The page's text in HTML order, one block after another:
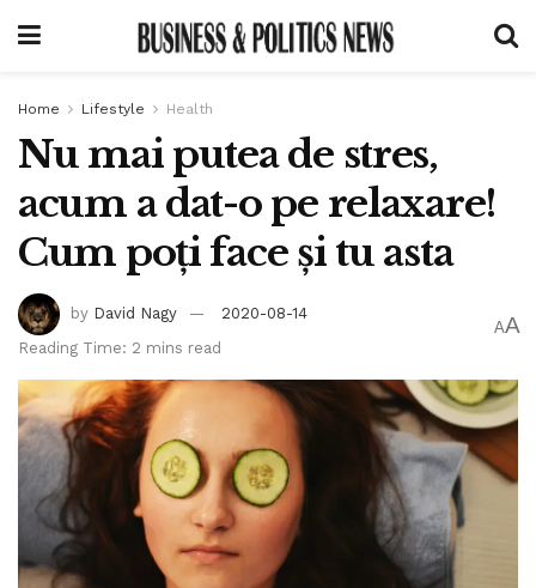
Home Lifestyle Health
Nu mai putea de stres,
acum a dat-o pe relaxare!
Cum poți face și tu asta
by David Nagy
2020-08-14
Reading Time: 2 mins read
AA